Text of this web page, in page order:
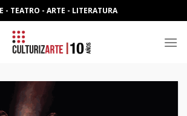
- TEATRO - ARTE - LITERATURA